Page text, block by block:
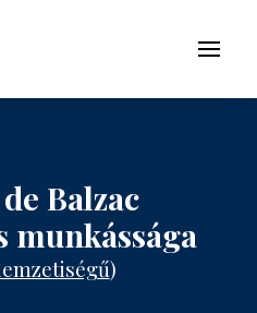
Menü
Balzac
munkássága
)